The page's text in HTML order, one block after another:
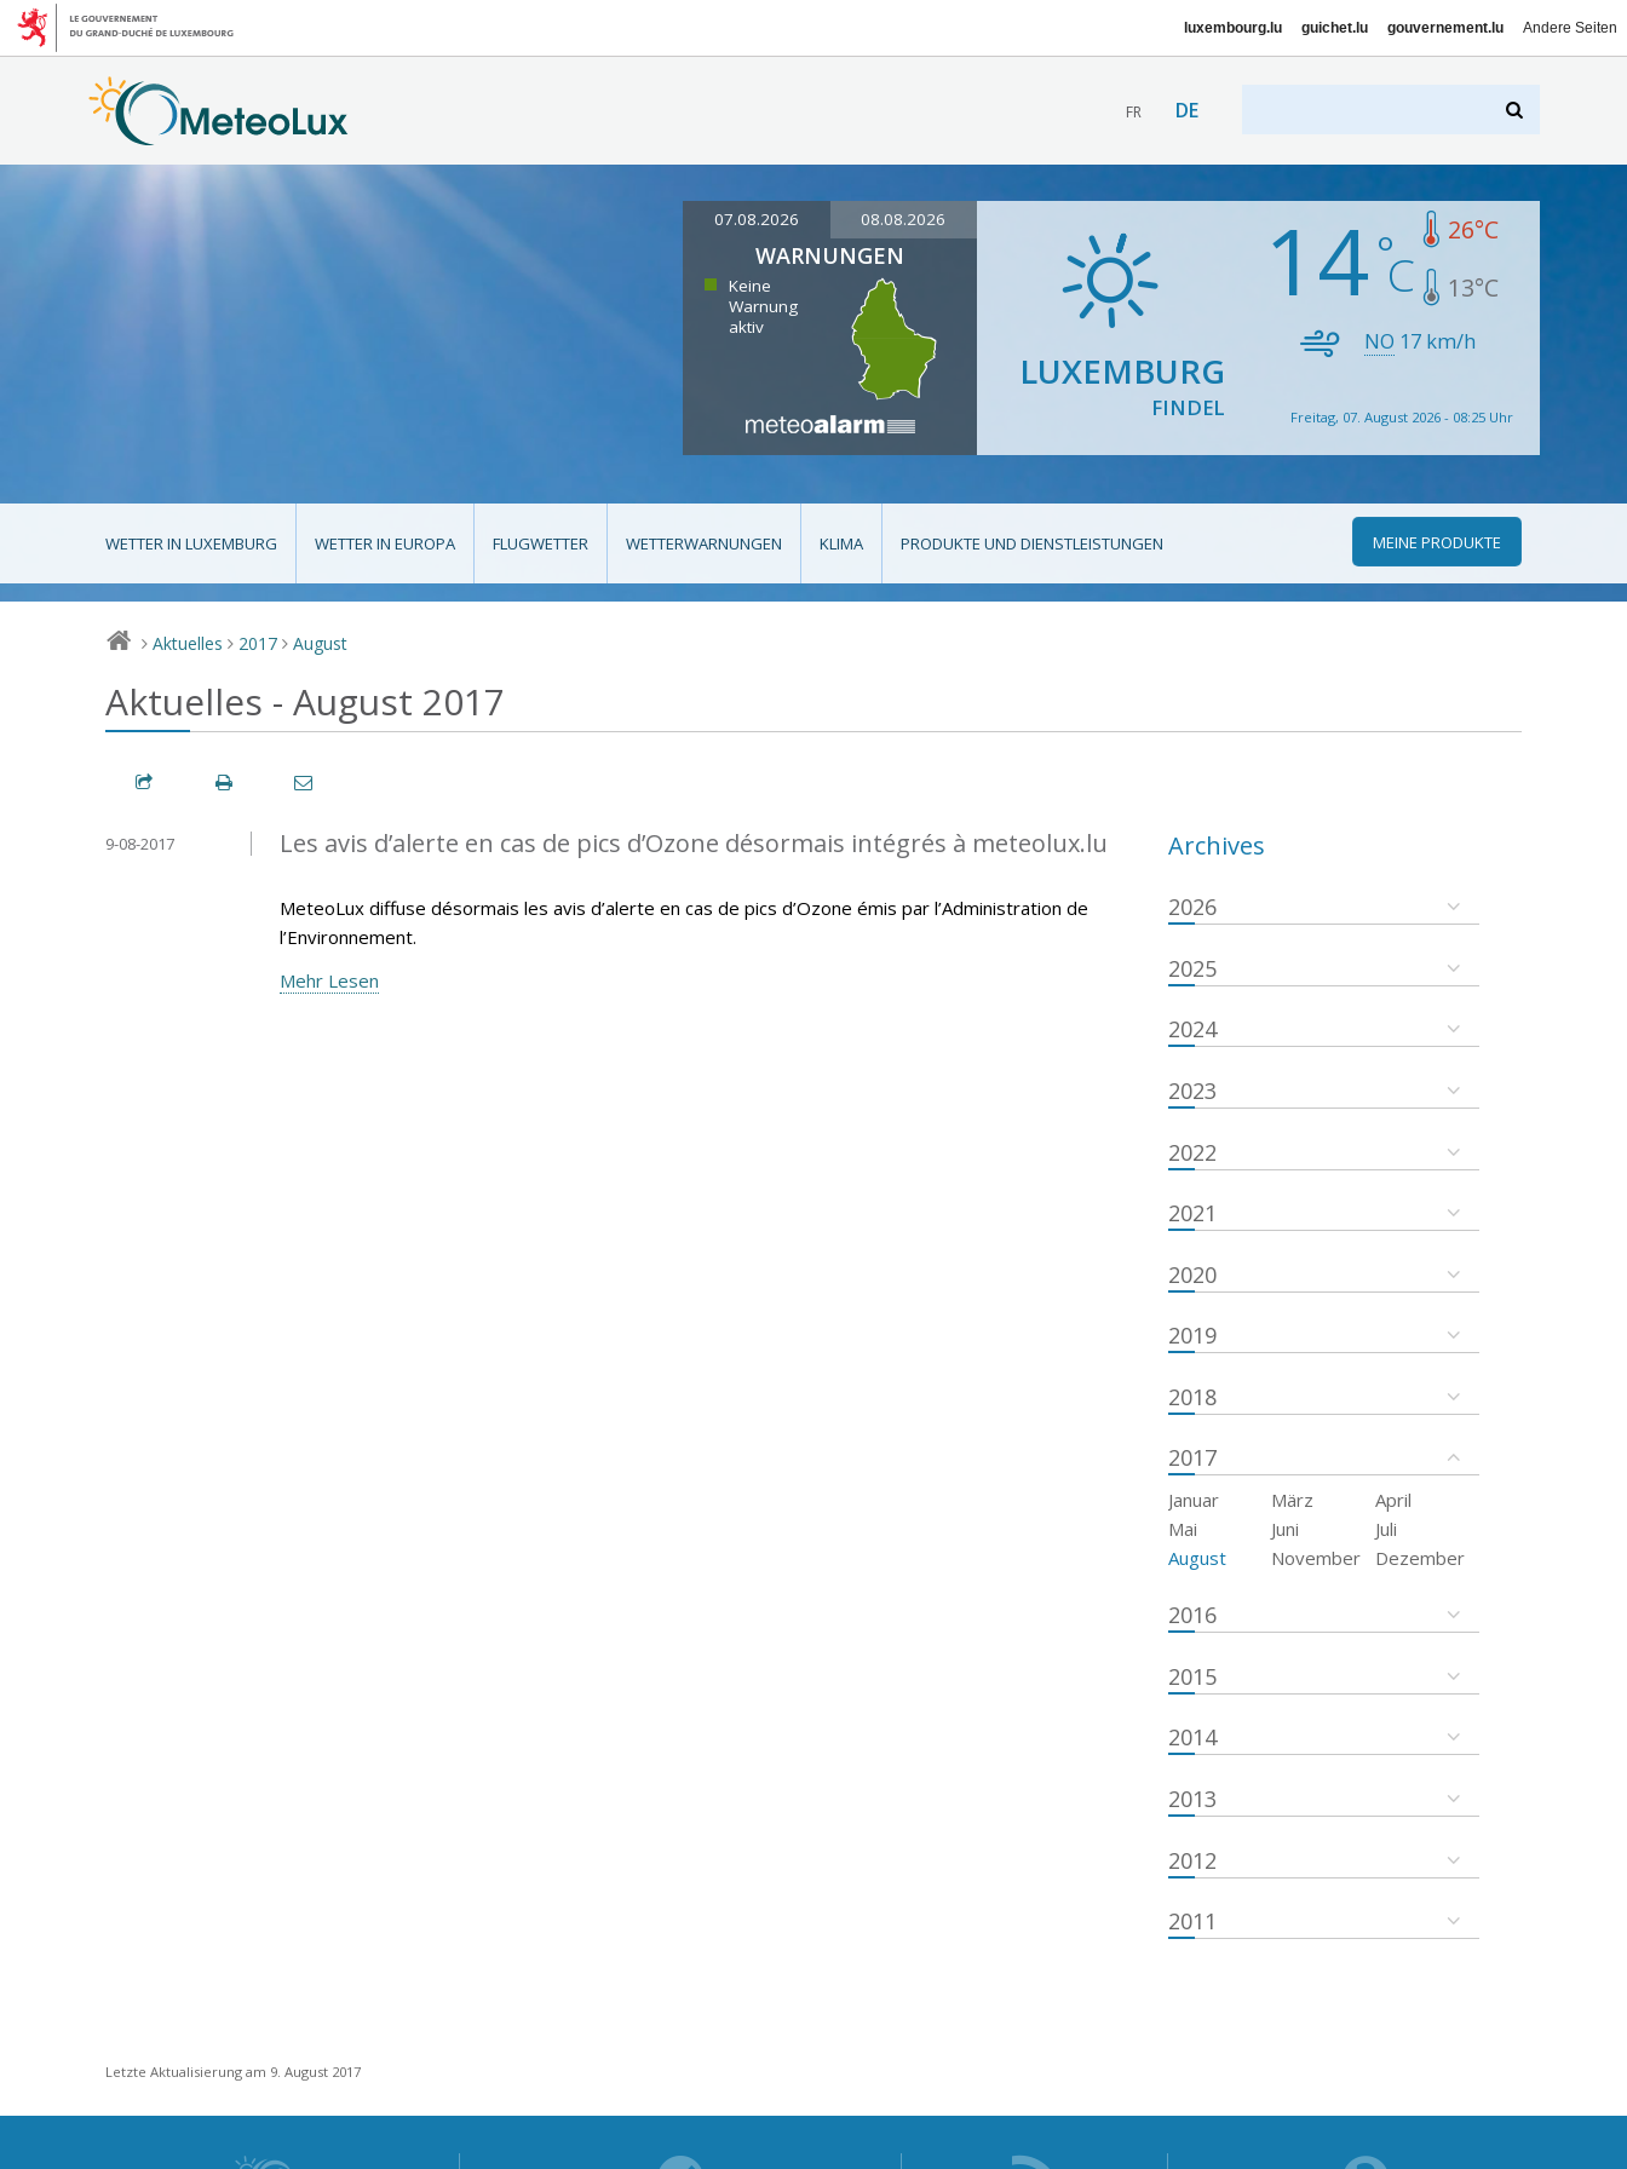
luxembourg.lu guichet.lu gouvernement.lu Andere Seiten
FR DE
07.08.2026 08.08.2026
WARNUNGEN
Keine
Warnung
aktiv
LUXEMBURG
FINDEL
14 26°C
13°C
NO 17 km/h
Freitag, 07. August 2026 - 08:25 Uhr
WETTER IN LUXEMBURG WETTER IN EUROPA FLUGWETTER WETTERWARNUNGEN KLIMA PRODUKTE UND DIENSTLEISTUNGEN MEINE PRODUKTE
> Aktuelles > 2017 > August
Aktuelles - August 2017
Les avis d’alerte en cas de pics d’Ozone désormais intégrés à meteolux.lu
9-08-2017
MeteoLux diffuse désormais les avis d’alerte en cas de pics d’Ozone émis par l’Administration de
l’Environnement.
Mehr Lesen
Archives
2026
2025
2024
2023
2022
2021
2020
2019
2018
2017
Januar März
April
Mai
Juni
Juli
August
November Dezember
2016
2015
2014
2013
2012
2011
Letzte Aktualisierung am 9. August 2017